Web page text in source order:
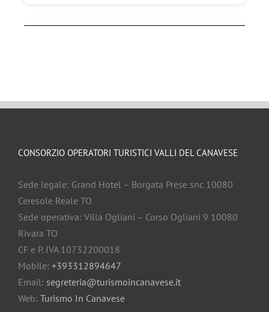
CONSORZIO OPERATORI TURISTICI VALLI DEL CANAVESE
Sede legale: Grand Hotel – Borgata Prese snc 10080
Ceresole Reale TO
Sede operativa: Villa Ogliani – Corso Ogliani 9 10080
Rivara TO
CF e P. IVA 10732200018
Mobile: +393312894647
Email: segreteria@turismoincanavese.it
Web: Turismo In Canavese